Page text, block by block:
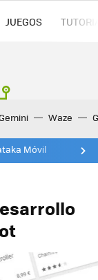
JUEGOS
Waze
Móvil